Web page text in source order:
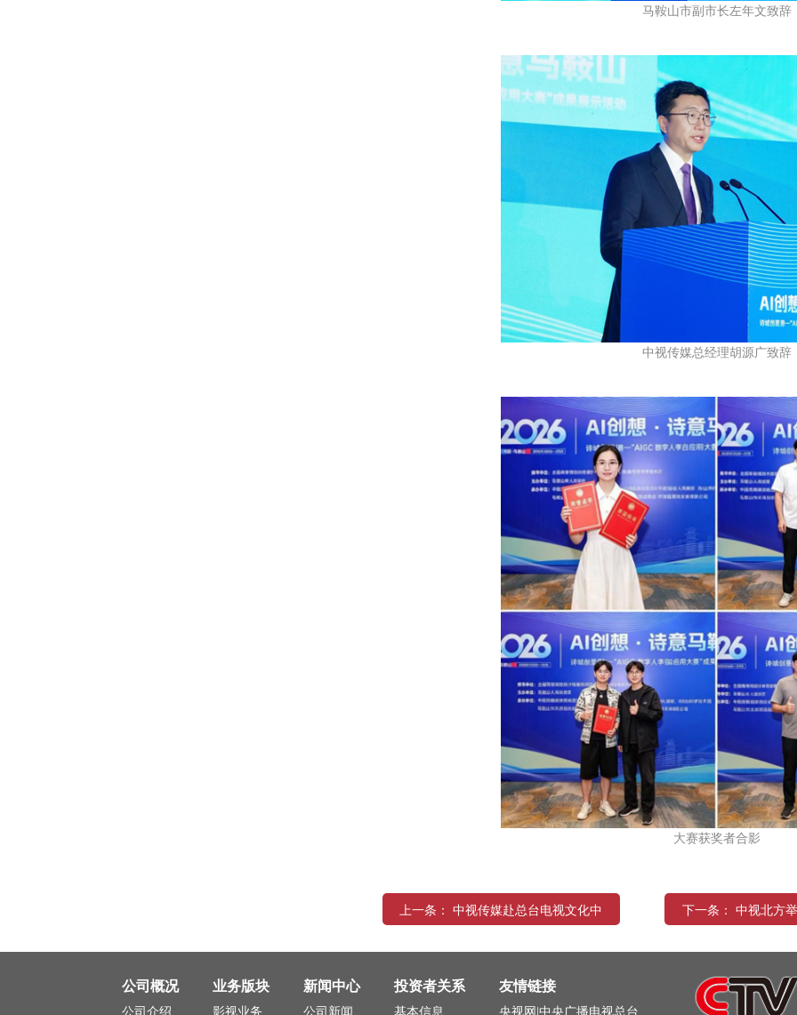
马鞍山市副市长左年文致辞
中视传媒总经理胡源广致辞
大赛获奖者合影
上一条： 中视传媒赴总台电视文化中
下一条： 中视北方
公司概况
公司介绍
业务版块
影视业务
新闻中心
公司新闻
投资者关系
基本信息
友情链接
央视网|中央广播电视总台